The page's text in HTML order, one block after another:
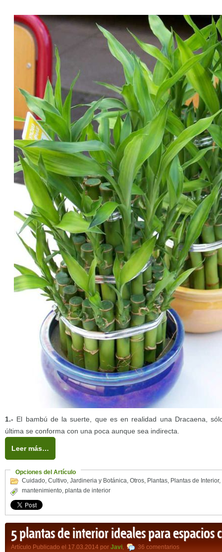
1.- El bambú de la suerte, que es en realidad una Dracaena,
última se conforma con una poca aunque sea indirecta.
Leer más…
Opciones del Artículo
Cuidado, Cultivo, Jardineria y Botánica, Otros, Plantas, Plantas de Interior,
mantenimiento, planta de interior
5 plantas de interior ideales para espacios
Artículo Publicado el 17.03.2014 por Javi, 36 comentarios